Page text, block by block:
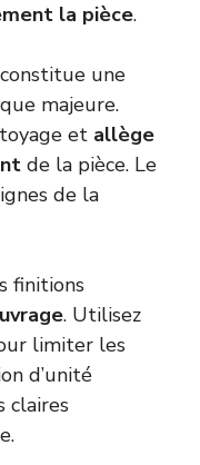
la pièce.
une
majeure.
et allège
de la pièce. Le
de la
finitions
. Utilisez
limiter les
d’unité
claires